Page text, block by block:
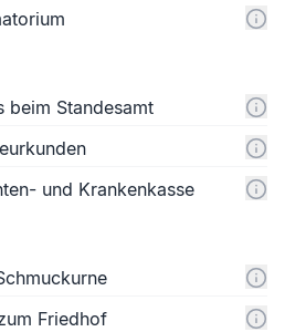
beim Standesamt
und Krankenkasse
Friedhof